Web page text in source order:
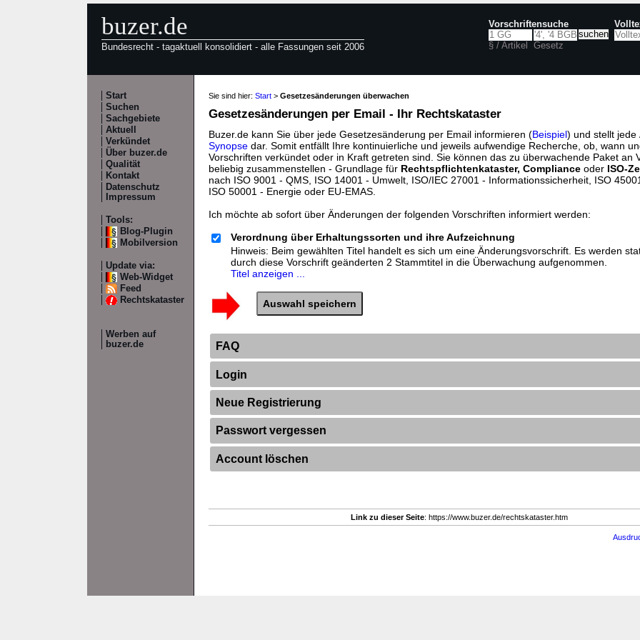
buzer.de
Bundesrecht - tagaktuell konsolidiert - alle Fassungen seit 2006
Vorschriftensuche
§ / Artikel Gesetz
Start
Suchen
Sachgebiete
Aktuell
Verkündet
Über buzer.de
Qualität
Kontakt
Datenschutz
Impressum
Tools:
Blog-Plugin
Mobilversion
Update via:
Web-Widget
Feed
Rechtskataster
Werben auf
buzer.de
Sie sind hier: Start > Gesetzesänderungen überwachen
Gesetzesänderungen per Email - Ihr Rechtskataster
Buzer.de kann Sie über jede Gesetzesänderung per Email informieren (Beispiel) und stellt jede
Synopse dar. Somit entfällt Ihre kontinuierliche und jeweils aufwendige Recherche, ob, wann
Vorschriften verkündet oder in Kraft getreten sind. Sie können das zu überwachende Paket an
beliebig zusammenstellen - Grundlage für Rechtspflichtenkataster, Compliance oder ISO-
nach ISO 9001 - QMS, ISO 14001 - Umwelt, ISO/IEC 27001 - Informationssicherheit, ISO
ISO 50001 - Energie oder EU-EMAS.
Ich möchte ab sofort über Änderungen der folgenden Vorschriften informiert werden:
Verordnung über Erhaltungssorten und ihre Aufzeichnung
Hinweis: Beim gewählten Titel handelt es sich um eine Änderungsvorschrift. Es werden
durch diese Vorschrift geänderten 2 Stammtitel in die Überwachung aufgenommen.
Titel anzeigen ...
FAQ
Login
Neue Registrierung
Passwort vergessen
Account löschen
Link zu dieser Seite: https://www.buzer.de/rechtskataster.htm